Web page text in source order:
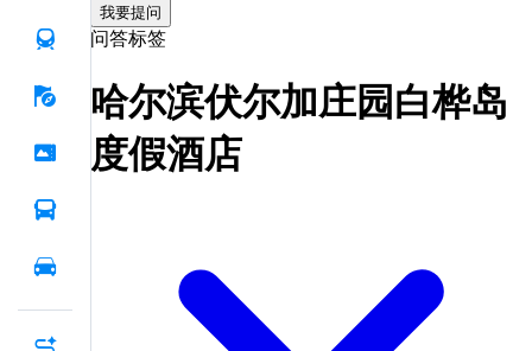
我要提问
问答标签
哈尔滨伏尔加庄园白桦岛
度假酒店